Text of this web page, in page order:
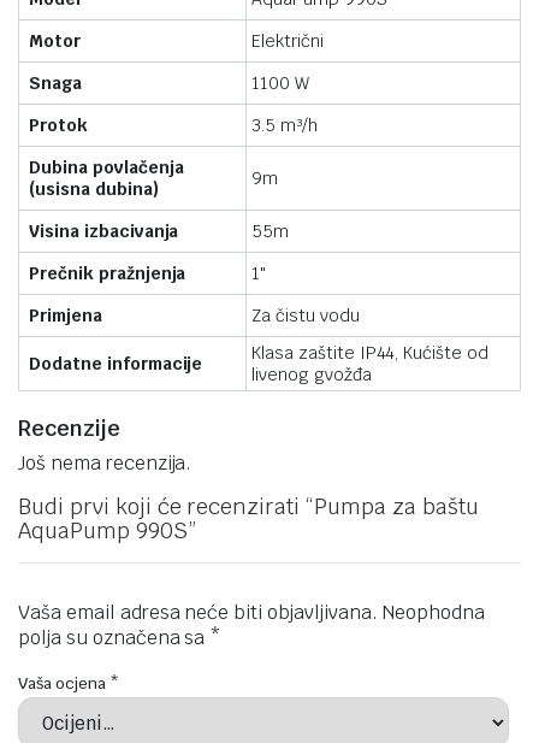
Motor
Električni
Snaga
1100 W
Protok
3.5 m³/h
Dubina povlačenja
(usisna dubina)
9m
Visina izbacivanja
55m
Prečnik pražnjenja
1"
Primjena
Za čistu vodu
Dodatne informacije
Klasa zaštite IP44, Kućište od
livenog gvožđa
Recenzije
Još nema recenzija.
Budi prvi koji će recenzirati “Pumpa za baštu
AquaPump 990S”
Vaša email adresa neće biti objavljivana. Neophodna
polja su označena sa *
Vaša ocjena *